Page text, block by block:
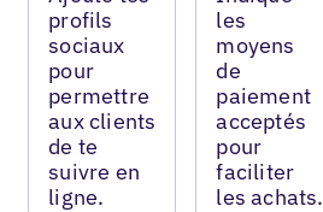
profils
sociaux
pour
permettre
aux clients
de te
suivre en
ligne.
les
moyens
de
paiement
acceptés
pour
faciliter
les achats.